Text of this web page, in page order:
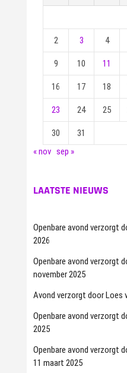
2 3 4
9 10 11
16 17 18
23 24 25
30
31
« nov sep »
LAATSTE NIEUWS
Openbare avond verzorgt
2026
Openbare avond verzorgt
november 2025
Avond verzorgt door Loes
Openbare avond verzorgt
2025
Openbare avond verzorgt
11 maart 2025